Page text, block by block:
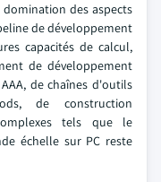
des aspects
de développement
capacités de calcul,
de développement
de chaînes d'outils
de construction
tels que le
échelle sur PC reste